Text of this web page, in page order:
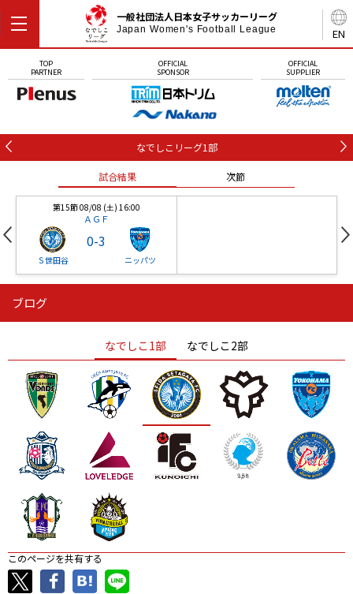
EN
一般社団法人日本女子サッカーリーグ
Japan Women's Football League
TOP
PARTNER
OFFICIAL
SPONSOR
OFFICIAL
SUPPLIER
なでしこリーグ1部
試合結果 次節
第15節 08/08 (土) 16:00
ＡＧＦ
Ｓ世田谷
0-3
ニッパツ
ニッパツ
ニッパツ 名古屋
石人の星
静岡 愛媛Ｌ
ブログ
なでしこ1部 なでしこ2部
このページを共有する